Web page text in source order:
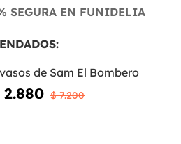
SEGURA EN FUNIDELIA
de Sam El Bombero
2.880 $ 7.200